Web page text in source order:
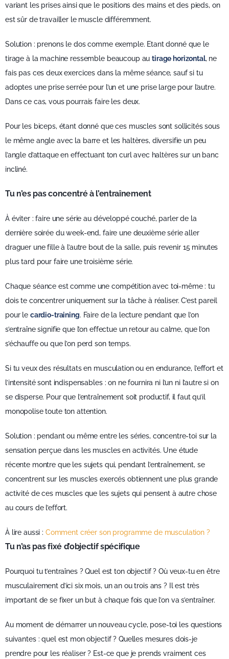
variant les prises ainsi que le positions des mains et des pieds, on
est sûr de travailler le muscle différemment.
Solution : prenons le dos comme exemple. Etant donné que le
tirage à la machine ressemble beaucoup autirage horizontal, ne
fais pas ces deux exercices dans la même séance, sauf si tu
adoptes une prise serrée pour l’un et une prise large pour l’autre.
Dans ce cas, vous pourrais faire les deux.
Pour les biceps, étant donné que ces muscles sont sollicités sous
le même angle avec la barre et les haltères, diversifie un peu
l’angle d’attaque en effectuant ton curl avec haltères sur un banc
incliné.
Tu n’es pas concentré à l’entraînement
À éviter : faire une série au développé couché, parler de la
dernière soirée du week-end, faire une deuxième série aller
draguer une fille à l’autre bout de la salle, puis revenir 15 minutes
plus tard pour faire une troisième série.
Chaque séance est comme une compétition avec toi-même : tu
dois te concentrer uniquement sur la tâche à réaliser. C’est pareil
pour le cardio-training. Faire de la lecture pendant que l’on
s’entraîne signifie que l’on effectue un retour au calme, que l’on
s’échauffe ou que l’on perd son temps.
Si tu veux des résultats en musculation ou en endurance, l’effort et
l’intensité sont indispensables : on ne fournira ni l’un ni l’autre si on
se disperse. Pour que l’entraînement soit productif, il faut qu’il
monopolise toute ton attention.
Solution : pendant ou même entre les séries, concentre-toi sur la
sensation perçue dans les muscles en activités. Une étude
récente montre que les sujets qui, pendant l’entraînement, se
concentrent sur les muscles exercés obtiennent une plus grande
activité de ces muscles que les sujets qui pensent à autre chose
au cours de l’effort.
À lire aussi : Comment créer son programme de musculation ?
Tu n’as pas fixé d’objectif spécifique
Pourquoi tu t’entraînes ? Quel est ton objectif ? Où veux-tu en être
musculairement d’ici six mois, un an ou trois ans ? Il est très
important de se fixer un but à chaque fois que l’on va s’entraîner.
Au moment de démarrer un nouveau cycle, pose-toi les questions
suivantes : quel est mon objectif ? Quelles mesures dois-je
prendre pour les réaliser ? Est-ce que je prends vraiment ces